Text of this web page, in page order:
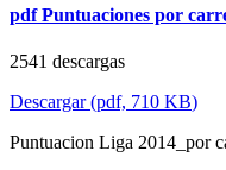
pdf Puntuaciones por
2541 descargas
Descargar(pdf, 710 KB)
Puntuacion Liga 2014_por